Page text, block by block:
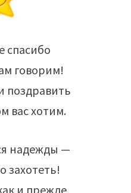
спасибо
говорим!
поздравить
вас хотим.
надежды —
захотеть!
и прежде,